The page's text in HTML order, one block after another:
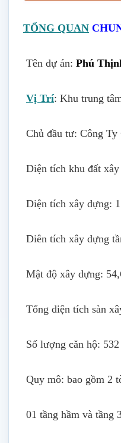
TỔNG QUAN
Tên dự án: Phú
Vị Trí: Khu trung
Chủ đầu tư: Công
Diện tích khu đất
Diện tích xây dựng:
Diên tích xây dựng
Mật độ xây dựng:
Tổng diện tích sàn
Số lượng căn hộ: 532
Quy mô: bao gồm 2
01 tầng hầm và tầng